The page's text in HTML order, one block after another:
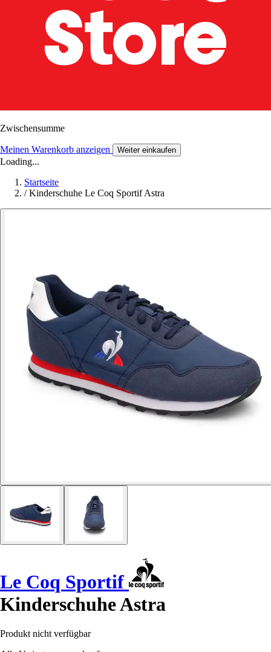
Zwischensumme
Meinen Warenkorb anzeigen Weiter einkaufen
Loading...
Startseite
/ Kinderschuhe Le Coq Sportif Astra
Le Coq Sportif
Kinderschuhe Astra
Produkt nicht verfügbar